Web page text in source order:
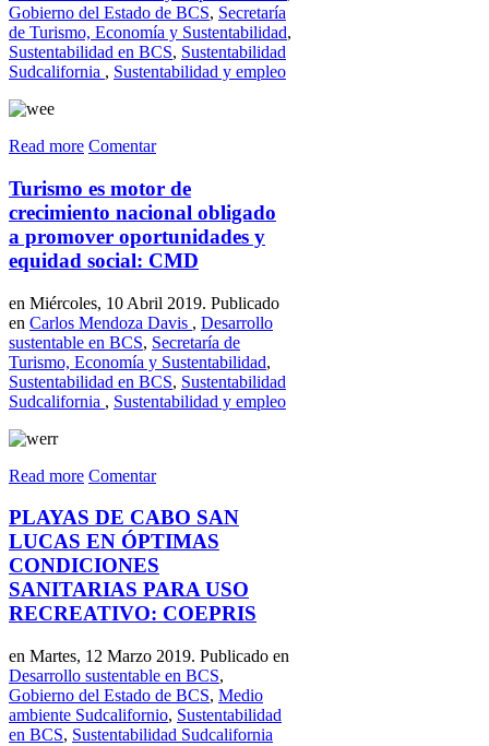
Gobierno del Estado de BCS, Secretaría
de Turismo, Economía y Sustentabilidad,
Sustentabilidad en BCS, Sustentabilidad
Sudcalifornia , Sustentabilidad y empleo
Read more Comentar
Turismo es motor de
crecimiento nacional obligado
a promover oportunidades y
equidad social: CMD
en Miércoles, 10 Abril 2019. Publicado
en Carlos Mendoza Davis , Desarrollo
sustentable en BCS, Secretaría de
Turismo, Economía y Sustentabilidad,
Sustentabilidad en BCS, Sustentabilidad
Sudcalifornia , Sustentabilidad y empleo
Read more Comentar
PLAYAS DE CABO SAN
LUCAS EN ÓPTIMAS
CONDICIONES
SANITARIAS PARA USO
RECREATIVO: COEPRIS
en Martes, 12 Marzo 2019. Publicado en
Desarrollo sustentable en BCS,
Gobierno del Estado de BCS, Medio
ambiente Sudcalifornio, Sustentabilidad
en BCS, Sustentabilidad Sudcalifornia